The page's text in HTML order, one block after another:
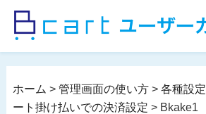
ホーム > 管理画面の使い方> 各種設定
ート掛け払いでの決済設定 > Bkake1